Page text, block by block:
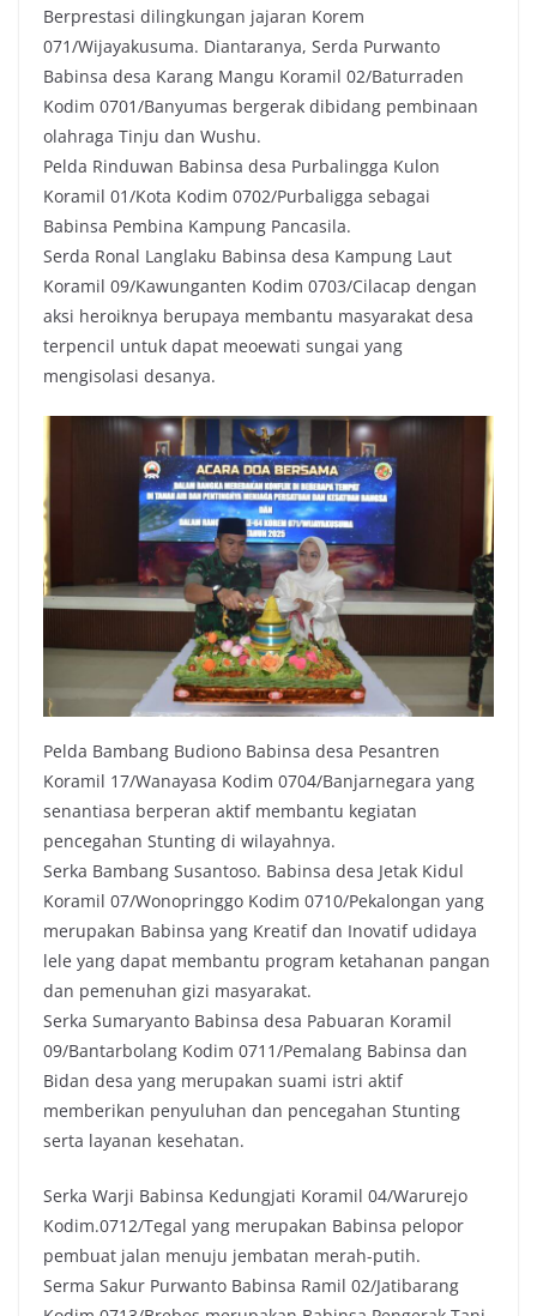
Berprestasi dilingkungan jajaran Korem
071/Wijayakusuma. Diantaranya, Serda Purwanto
Babinsa desa Karang Mangu Koramil 02/Baturraden
Kodim 0701/Banyumas bergerak dibidang pembinaan
olahraga Tinju dan Wushu.
Pelda Rinduwan Babinsa desa Purbalingga Kulon
Koramil 01/Kota Kodim 0702/Purbaligga sebagai
Babinsa Pembina Kampung Pancasila.
Serda Ronal Langlaku Babinsa desa Kampung Laut
Koramil 09/Kawunganten Kodim 0703/Cilacap dengan
aksi heroiknya berupaya membantu masyarakat desa
terpencil untuk dapat meoewati sungai yang
mengisolasi desanya.
Pelda Bambang Budiono Babinsa desa Pesantren
Koramil 17/Wanayasa Kodim 0704/Banjarnegara yang
senantiasa berperan aktif membantu kegiatan
pencegahan Stunting di wilayahnya.
Serka Bambang Susantoso. Babinsa desa Jetak Kidul
Koramil 07/Wonopringgo Kodim 0710/Pekalongan yang
merupakan Babinsa yang Kreatif dan Inovatif udidaya
lele yang dapat membantu program ketahanan pangan
dan pemenuhan gizi masyarakat.
Serka Sumaryanto Babinsa desa Pabuaran Koramil
09/Bantarbolang Kodim 0711/Pemalang Babinsa dan
Bidan desa yang merupakan suami istri aktif
memberikan penyuluhan dan pencegahan Stunting
serta layanan kesehatan.
Serka Warji Babinsa Kedungjati Koramil 04/Warurejo
Kodim.0712/Tegal yang merupakan Babinsa pelopor
pembuat jalan menuju jembatan merah-putih.
Serma Sakur Purwanto Babinsa Ramil 02/Jatibarang